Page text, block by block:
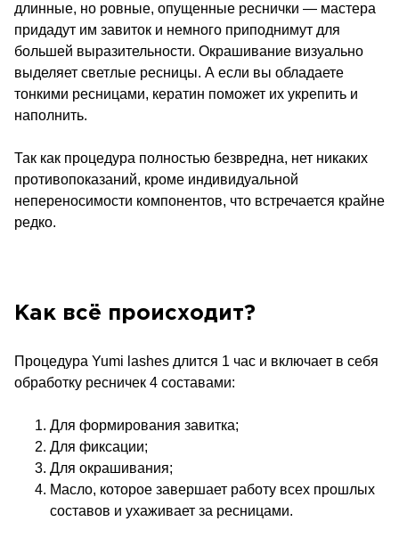
длинные, но ровные, опущенные реснички — мастера
придадут им завиток и немного приподнимут для
большей выразительности. Окрашивание визуально
выделяет светлые ресницы. А если вы обладаете
тонкими ресницами, кератин поможет их укрепить и
наполнить.
Так как процедура полностью безвредна, нет никаких
противопоказаний, кроме индивидуальной
непереносимости компонентов, что встречается крайне
редко.
Как всё происходит?
Процедура Yumi lashes длится 1 час и включает в себя
обработку ресничек 4 составами:
Для формирования завитка;
Для фиксации;
Для окрашивания;
Масло, которое завершает работу всех прошлых
составов и ухаживает за ресницами.